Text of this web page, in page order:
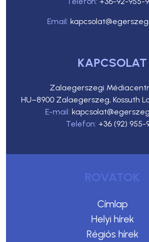
Email:
KAPCSOLAT
Zalaegerszegi
HU–8900 Zalaegerszeg, Kossuth
E-mail:
Telefon: +36 (92) 955-
ROVATOK
Címlap
Helyi hírek
Régiós hírek